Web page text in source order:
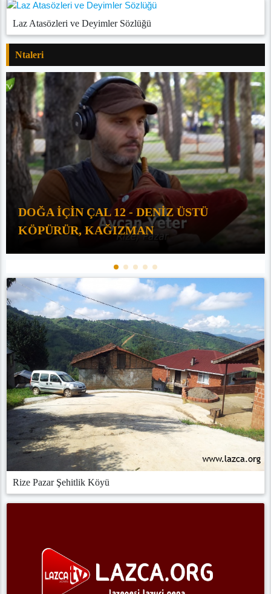
Laz Atasözleri ve Deyimler Sözlüğü
Ntaleri
DOĞA İÇİN ÇAL 12 - DENİZ ÜSTÜ
KÖPÜRÜR, KAĞIZMAN
Rize Pazar Şehitlik Köyü